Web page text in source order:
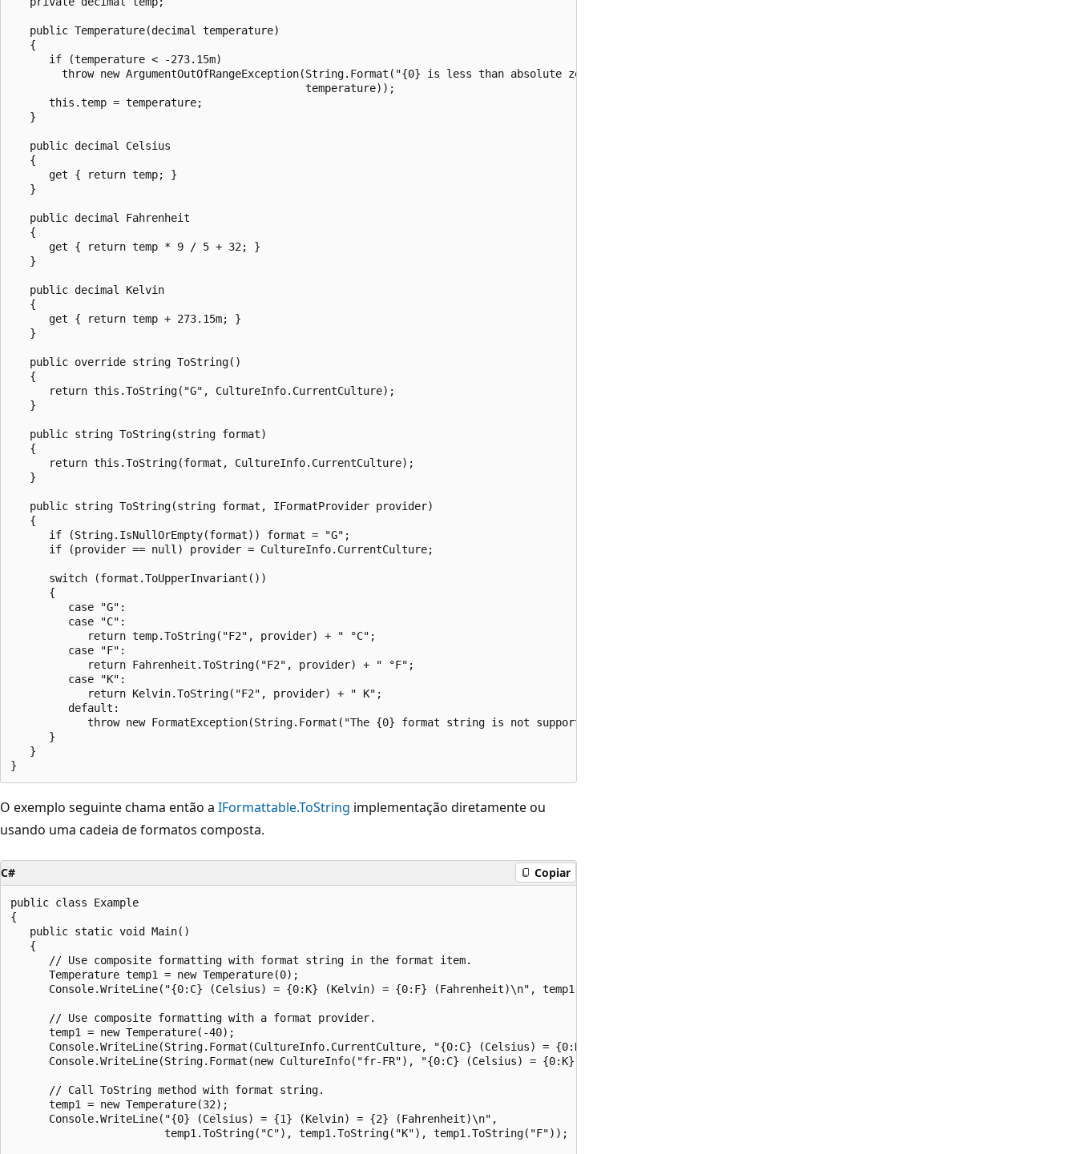
   public Temperature(decimal temperature)
   {
      if (temperature < -273.15m)
        throw new ArgumentOutOfRangeException(String.Format("{0} is less than absolute zero.",
                                              temperature));
      this.temp = temperature;
   }
   public decimal Celsius
   {
      get { return temp; }
   }
   public decimal Fahrenheit
   {
      get { return temp * 9 / 5 + 32; }
   }
   public decimal Kelvin
   {
      get { return temp + 273.15m; }
   }
   public override string ToString()
   {
      return this.ToString("G", CultureInfo.CurrentCulture);
   }
   public string ToString(string format)
   {
      return this.ToString(format, CultureInfo.CurrentCulture);
   }
   public string ToString(string format, IFormatProvider provider)
   {
      if (String.IsNullOrEmpty(format)) format = "G";
      if (provider == null) provider = CultureInfo.CurrentCulture;
      switch (format.ToUpperInvariant())
      {
         case "G":
         case "C":
            return temp.ToString("F2", provider) + " °C";
         case "F":
            return Fahrenheit.ToString("F2", provider) + " °F";
         case "K":
            return Kelvin.ToString("F2", provider) + " K";
         default:
            throw new FormatException(String.Format("The {0} format string is not supported.", format));
      }
   }
O exemplo seguinte chama então a IFormattable.ToString implementação diretamente ou
usando uma cadeia de formatos composta.
C# Copiar
public class Example
{
   public static void Main()
   {
      // Use composite formatting with format string in the format item.
      Temperature temp1 = new Temperature(0);
      Console.WriteLine("{0:C} (Celsius) = {0:K} (Kelvin) = {0:F} (Fahrenheit)\n", temp1);
      // Use composite formatting with a format provider.
      temp1 = new Temperature(-40);
      Console.WriteLine(String.Format(CultureInfo.CurrentCulture, "{0:C} (Celsius) = {0:K} (Kelvin) = {0:F} (Fahrenheit)", temp1));
      Console.WriteLine(String.Format(new CultureInfo("fr-FR"), "{0:C} (Celsius) = {0:K} (Kelvin) = {0:F} (Fahrenheit)\n", temp1));
      // Call ToString method with format string.
      temp1 = new Temperature(32);
      Console.WriteLine("{0} (Celsius) = {1} (Kelvin) = {2} (Fahrenheit)\n",
                        temp1.ToString("C"), temp1.ToString("K"), temp1.ToString("F"));